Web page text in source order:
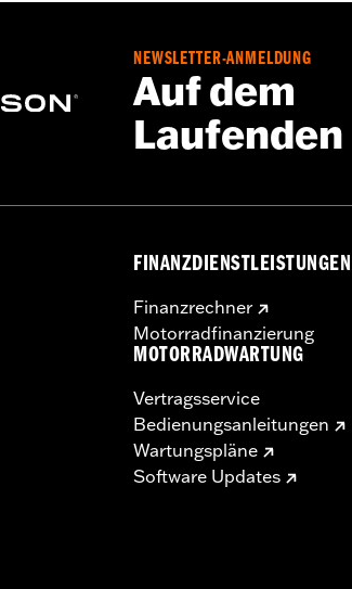
NEWSLETTER-ANMELDUNG
Auf dem
FINANZDIENSTLEISTUNGEN
Finanzrechner
Motorradfinanzierung
MOTORRADWARTUNG
Vertragsservice
Bedienungsanleitungen
Wartungspläne
Software Updates